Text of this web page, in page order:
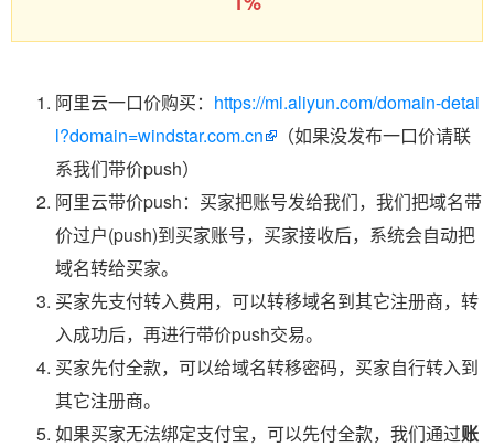
阿里云一口价购买： https://mi.aliyun.com/domain-detai
l?domain=windstar.com.cn
（如果没发布一口价请联
系我们带价push）
阿里云带价push：买家把账号发给我们，我们把域名带
价过户(push)到买家账号，买家接收后，系统会自动把
域名转给买家。
买家先支付转入费用，可以转移域名到其它注册商，转
入成功后，再进行带价push交易。
买家先付全款，可以给域名转移密码，买家自行转入到
其它注册商。
如果买家无法绑定支付宝，可以先付全款，我们通过账